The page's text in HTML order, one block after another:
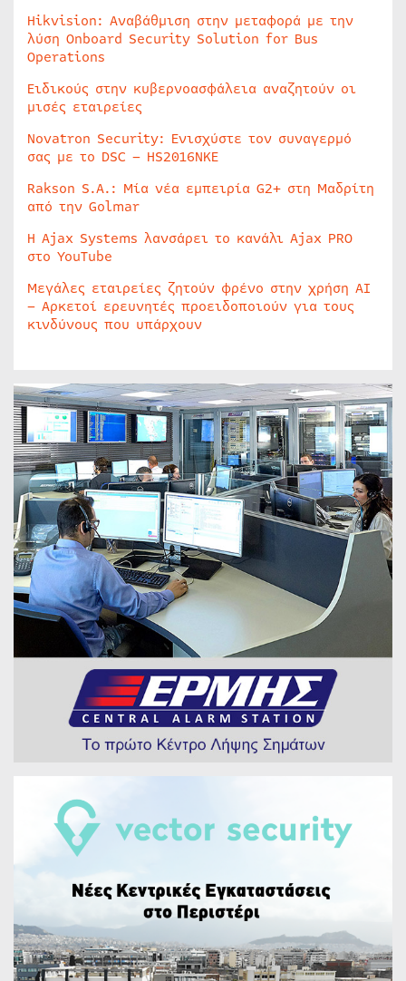
Hikvision: Αναβάθμιση στην μεταφορά με την
λύση Onboard Security Solution for Bus
Operations
Ειδικούς στην κυβερνοασφάλεια αναζητούν οι
μισές εταιρείες
Novatron Security: Ενισχύστε τον συναγερμό
σας με το DSC – HS2016NKE
Rakson S.A.: Μία νέα εμπειρία G2+ στη Μαδρίτη
από την Golmar
Η Ajax Systems λανσάρει το κανάλι Ajax PRO
στο YouTube
Μεγάλες εταιρείες ζητούν φρένο στην χρήση AI
– Αρκετοί ερευνητές προειδοποιούν για τους
κινδύνους που υπάρχουν